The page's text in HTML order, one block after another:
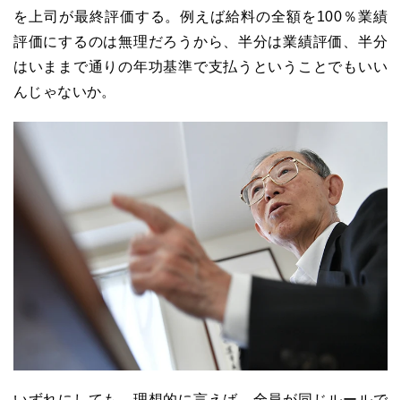
を上司が最終評価する。例えば給料の全額を100 ％業績
評価にするのは無理だろうから、半分は業績評価、半分
はいままで通りの年功基準で支払うということでもいい
んじゃないか。